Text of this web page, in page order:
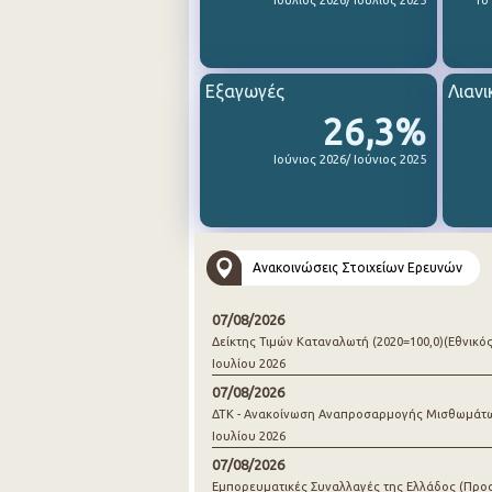
26,3%
Ιούνιος 2026/ Ιούνιος 2025
Εξαγωγές
Ανακοινώσεις Στοιχείων Ερευνών
07/08/2026
Δείκτης Τιμών Καταναλωτή
Ιουλίου 2026
07/08/2026
ΔΤΚ - Ανακοίνωση Αναπροσαρμογής
Ιουλίου 2026
07/08/2026
Εμπορευματικές Συναλλαγές της Ελλάδος